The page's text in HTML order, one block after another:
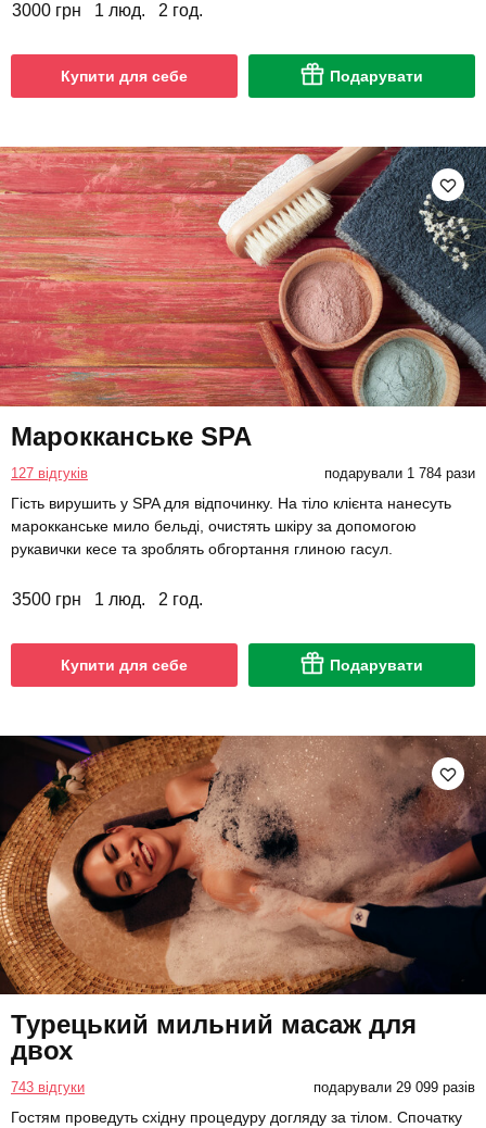
3000 грн 1 люд. 2 год.
Купити для себе Подарувати
Марокканське SPA
127 відгуків подарували 1 784 рази
Гість вирушить у SPA для відпочинку. На тіло клієнта нанесуть
марокканське мило бельді, очистять шкіру за допомогою
рукавички кесе та зроблять обгортання глиною гасул.
3500 грн 1 люд. 2 год.
Купити для себе Подарувати
Турецький мильний масаж для
двох
743 відгуки подарували 29 099 разів
Гостям проведуть східну процедуру догляду за тілом. Спочатку